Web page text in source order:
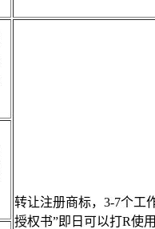
转让注册商标，3-7个工
授权书”即日可以打R使